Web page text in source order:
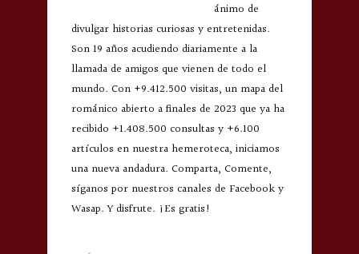
ánimo de
divulgar historias curiosas y entretenidas.
Son 19 años acudiendo diariamente a la
llamada de amigos que vienen de todo el
mundo. Con +9.412.500 visitas, un mapa del
románico abierto a finales de 2023 que ya ha
recibido +1.408.500 consultas y +6.100
artículos en nuestra hemeroteca, iniciamos
una nueva andadura. Comparta, Comente,
síganos por nuestros canales de Facebook y
Wasap. Y disfrute. ¡Es gratis!